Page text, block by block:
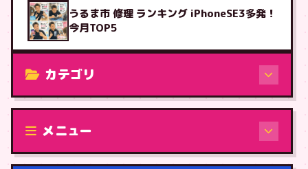
うるま市 修理 ランキング iPhoneSE3多発！
今月TOP5
カテゴリ
修理（機種から）
メニュー